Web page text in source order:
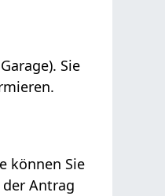
Sie
können Sie
Antrag